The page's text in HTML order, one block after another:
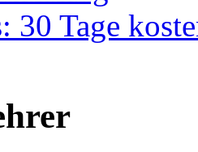
30 Tage